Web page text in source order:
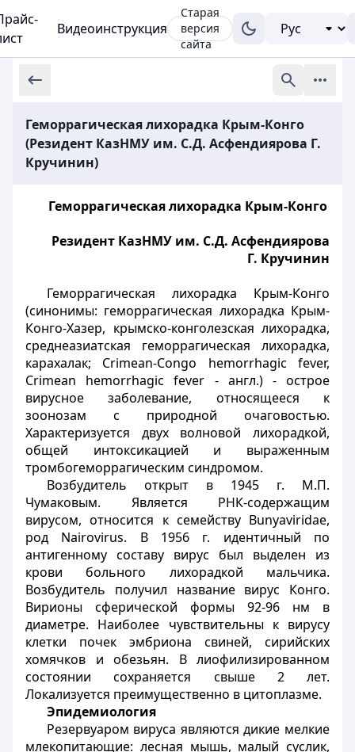
Видеоинструкция
Старая
версия
сайта
Геморрагическая лихорадка Крым-Конго
(Резидент КазНМУ им. С.Д. Асфендиярова Г.
Кручинин)
Геморрагическая лихорадка Крым-Конго
Резидент КазНМУ им. С.Д. Асфендиярова
Г. Кручинин
Геморрагическая лихорадка Крым-Конго
(синонимы: геморрагическая лихорадка Крым-
Конго-Хазер, крымско-конголезская лихорадка,
среднеазиатская геморрагическая лихорадка,
карахалак; Crimean-Congo hemorrhagic fever,
Crimean hemorrhagic fever - англ.) - острое
вирусное заболевание, относящееся к
зоонозам с природной очаговостью.
Характеризуется двух волновой лихорадкой,
общей интоксикацией и выраженным
тромбогеморрагическим синдромом.
Возбудитель открыт в 1945 г. М.П.
Чумаковым. Является РНК-содержащим
вирусом, относится к семейству Bunyaviridae,
род Nairovirus. В 1956 г. идентичный по
антигенному составу вирус был выделен из
крови больного лихорадкой мальчика.
Возбудитель получил название вирус Конго.
Вирионы сферической формы 92-96 нм в
диаметре. Наиболее чувствительны к вирусу
клетки почек эмбриона свиней, сирийских
хомячков и обезьян. В лиофилизированном
состоянии сохраняется свыше 2 лет.
Локализуется преимущественно в цитоплазме.
Эпидемиология
Резервуаром вируса являются дикие мелкие
млекопитающие: лесная мышь, малый суслик,